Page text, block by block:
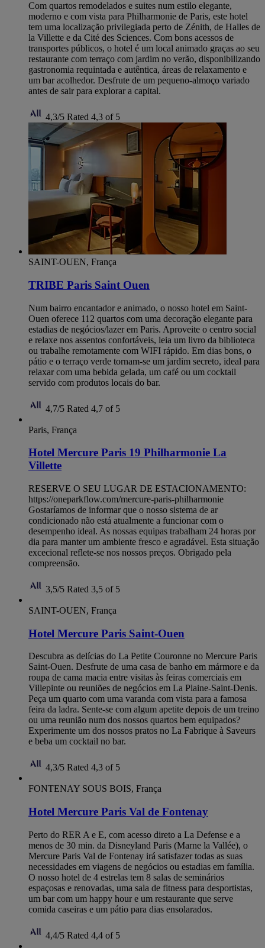
Com quartos remodelados e suites num estilo elegante,
moderno e com vista para Philharmonie de Paris, este hotel
tem uma localização privilegiada perto de Zénith, de Halles de
la Villette e da Cité des Sciences. Com bons acessos de
transportes públicos, o hotel é um local animado graças ao seu
restaurante com terraço com jardim no verão, disponibilizando
gastronomia requintada e autêntica, áreas de relaxamento e
um bar acolhedor. Desfrute de um pequeno-almoço variado
antes de sair para explorar a capital.
4,3/5 Rated 4,3 of 5
SAINT-OUEN, França
TRIBE Paris Saint Ouen
Num bairro encantador e animado, o nosso hotel em Saint-
Ouen oferece 112 quartos com uma decoração elegante para
estadias de negócios/lazer em Paris. Aproveite o centro social
e relaxe nos assentos confortáveis, leia um livro da biblioteca
ou trabalhe remotamente com WIFI rápido. Em dias bons, o
pátio e o terraço verde tornam-se um jardim secreto, ideal para
relaxar com uma bebida gelada, um café ou um cocktail
servido com produtos locais do bar.
4,7/5 Rated 4,7 of 5
Paris, França
Hotel Mercure Paris 19 Philharmonie La
Villette
RESERVE O SEU LUGAR DE ESTACIONAMENTO:
https://oneparkflow.com/mercure-paris-philharmonie
Gostaríamos de informar que o nosso sistema de ar
condicionado não está atualmente a funcionar com o
desempenho ideal. As nossas equipas trabalham 24 horas por
dia para manter um ambiente fresco e agradável. Esta situação
excecional reflete-se nos nossos preços. Obrigado pela
compreensão.
3,5/5 Rated 3,5 of 5
SAINT-OUEN, França
Hotel Mercure Paris Saint-Ouen
Descubra as delícias do La Petite Couronne no Mercure Paris
Saint-Ouen. Desfrute de uma casa de banho em mármore e da
roupa de cama macia entre visitas às feiras comerciais em
Villepinte ou reuniões de negócios em La Plaine-Saint-Denis.
Peça um quarto com uma varanda com vista para a famosa
feira da ladra. Sente-se com algum apetite depois de um treino
ou uma reunião num dos nossos quartos bem equipados?
Experimente um dos nossos pratos no La Fabrique à Saveurs
e beba um cocktail no bar.
4,3/5 Rated 4,3 of 5
FONTENAY SOUS BOIS, França
Hotel Mercure Paris Val de Fontenay
Perto do RER A e E, com acesso direto a La Defense e a
menos de 30 min. da Disneyland Paris (Marne la Vallée), o
Mercure Paris Val de Fontenay irá satisfazer todas as suas
necessidades em viagens de negócios ou estadias em família.
O nosso hotel de 4 estrelas tem 8 salas de seminários
espaçosas e renovadas, uma sala de fitness para desportistas,
um bar com um happy hour e um restaurante que serve
comida caseiras e um pátio para dias ensolarados.
4,4/5 Rated 4,4 of 5